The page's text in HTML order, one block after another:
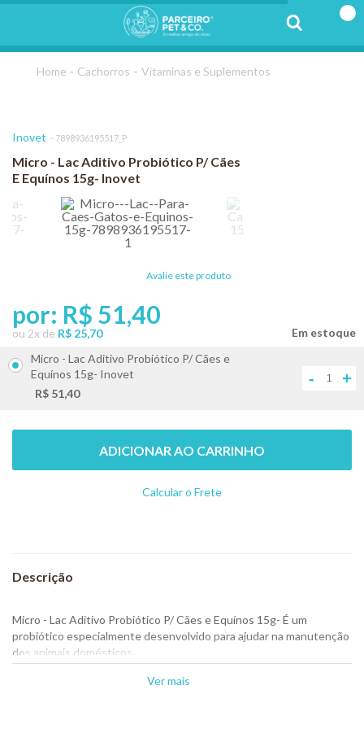
Cachorros Vitaminas e Suplementos
Avalie este produto
Inovet 7898936195517_P
Micro - Lac Aditivo Probiótico P/ Cães
E Equínos 15g- Inovet
por: R$ 51,40
ou 2x de R$ 25,70
Micro - Lac Aditivo Probiótico P/ Cães e
Equínos 15g- Inovet
R$ 51,40
- +
ADICIONAR AO CARRINHO
Calcular o Frete
Não sei meu CEP
Micro - Lac Aditivo Probiótico P/ Cães e Equínos 15g- É um
probiótico especialmente desenvolvido para ajudar na manutenção
dos animais domésticos.
Os lactobacilos vivos e estabilizados de Micro-Lac ativam e
Ver mais